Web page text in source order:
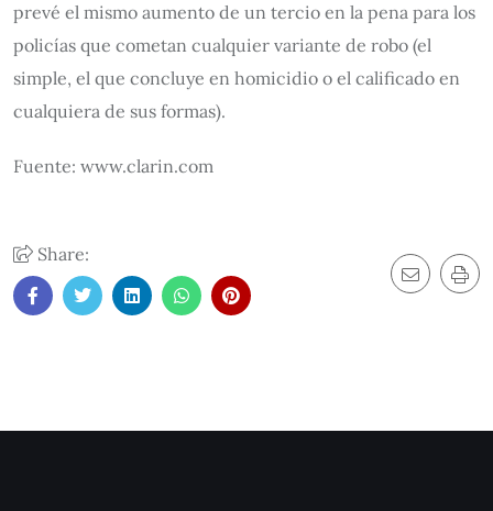
prevé el mismo aumento de un tercio en la pena para los
policías que cometan cualquier variante de robo (el
simple, el que concluye en homicidio o el calificado en
cualquiera de sus formas).
Fuente: www.clarin.com
Share: